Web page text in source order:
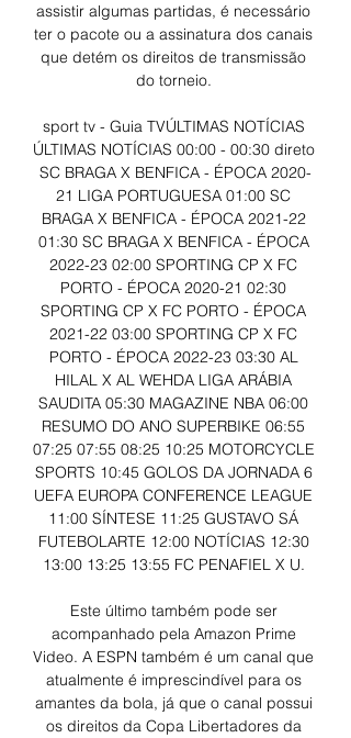
assistir algumas partidas, é necessário
ter o pacote ou a assinatura dos canais
que detém os direitos de transmissão
do torneio.
sport tv - Guia TVÚLTIMAS NOTÍCIAS
ÚLTIMAS NOTÍCIAS 00:00 - 00:30 direto
SC BRAGA X BENFICA - ÉPOCA 2020-
21 LIGA PORTUGUESA 01:00 SC
BRAGA X BENFICA - ÉPOCA 2021-22
01:30 SC BRAGA X BENFICA - ÉPOCA
2022-23 02:00 SPORTING CP X FC
PORTO - ÉPOCA 2020-21 02:30
SPORTING CP X FC PORTO - ÉPOCA
2021-22 03:00 SPORTING CP X FC
PORTO - ÉPOCA 2022-23 03:30 AL
HILAL X AL WEHDA LIGA ARÁBIA
SAUDITA 05:30 MAGAZINE NBA 06:00
RESUMO DO ANO SUPERBIKE 06:55
07:25 07:55 08:25 10:25 MOTORCYCLE
SPORTS 10:45 GOLOS DA JORNADA 6
UEFA EUROPA CONFERENCE LEAGUE
11:00 SÍNTESE 11:25 GUSTAVO SÁ
FUTEBOLARTE 12:00 NOTÍCIAS 12:30
13:00 13:25 13:55 FC PENAFIEL X U.
Este último também pode ser
acompanhado pela Amazon Prime
Video. A ESPN também é um canal que
atualmente é imprescindível para os
amantes da bola, já que o canal possui
os direitos da Copa Libertadores da